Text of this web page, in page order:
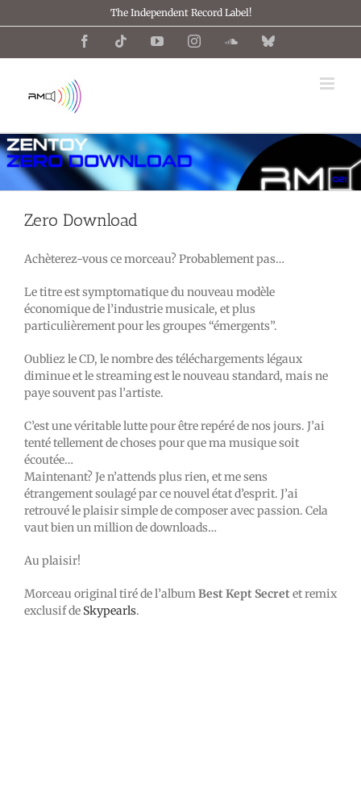
au
The Independent Record Label!
FacebookTiktok YouTubeInstagramSoundCloud
Bluesky
Zero Download
Achèterez-vous ce morceau? Probablement pas…
Le titre est symptomatique du nouveau modèle
économique de l’industrie musicale, et plus
particulièrement pour les groupes “émergents”.
Oubliez le CD, le nombre des téléchargements légaux
diminue et le streaming est le nouveau standard, mais ne
paye souvent pas l’artiste.
C’est une véritable lutte pour être repéré de nos jours. J’ai
tenté tellement de choses pour que ma musique soit
écoutée…
Maintenant? Je n’attends plus rien, et me sens
étrangement soulagé par ce nouvel état d’esprit. J’ai
retrouvé le plaisir simple de composer avec passion. Cela
vaut bien un million de downloads…
Au plaisir!
Morceau original tiré de l’albumBest Kept Secretet remix
exclusif de Skypearls.